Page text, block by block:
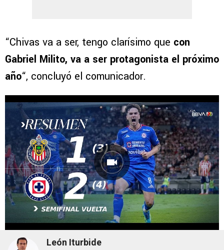
“Chivas va a ser, tengo clarísimo que con
Gabriel Milito, va a ser protagonista el próximo
año“, concluyó el comunicador.
León Iturbide